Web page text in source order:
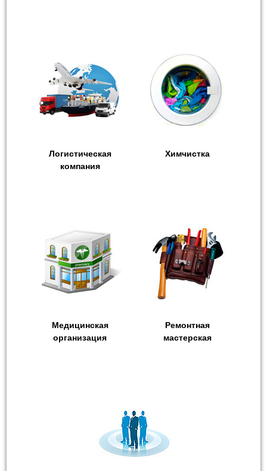
Логистическая
компания
Химчистка
Медицинская
организация
Ремонтная
мастерская